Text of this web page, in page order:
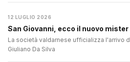
12 LUGLIO 2026
San Giovanni, ecco il nuovo mister
La società valdarnese ufficializza l'arrivo
Giuliano Da Silva